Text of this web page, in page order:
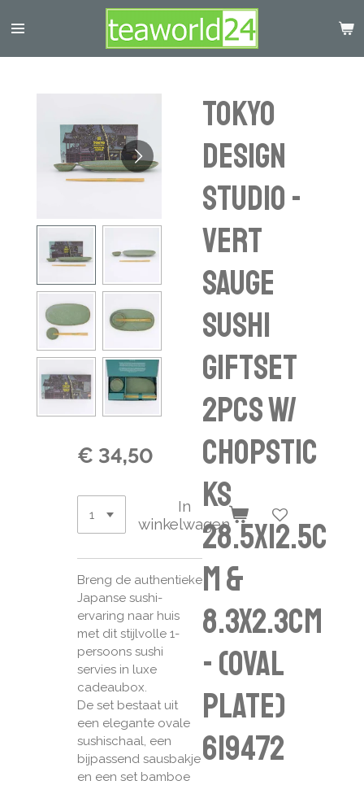
direct
Tokyo
Design
Studio -
Vert
Sauge
Sushi
Giftset
2pcs w/
chopstic
ks
28.5x12.5c
m &
8.3x2.3cm
- (Oval
Plate)
619472
€ 34,50
In
winkelwagen
Breng de authentieke
Japanse sushi-
ervaring naar huis
met dit stijlvolle 1-
persoons sushi
servies in luxe
cadeaubox.
De set bestaat uit
een elegante ovale
sushischaal, een
bijpassend sausbakje
en een set bamboe